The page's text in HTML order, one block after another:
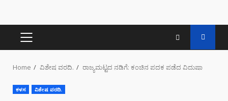
PRIMARY
MENU
Home ವಿಶೇಷ ವರದಿ. ರಾಜ್ಯಮಟ್ಟದ ನಡಿಗೆ: ಕಂಚಿನ ಪದಕ ಪಡೆದ ವಿದುಷಾ
ಕಳಸ ವಿಶೇಷ ವರದಿ.